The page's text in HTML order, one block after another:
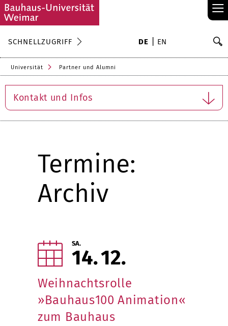
≡
SCHNELLZUGRIFF DE EN
Universität Partner und Alumni
Kontakt und Infos
Termine:
Archiv
SA.
14 12
Weihnachtsrolle
»Bauhaus100 Animation«
zum Bauhaus